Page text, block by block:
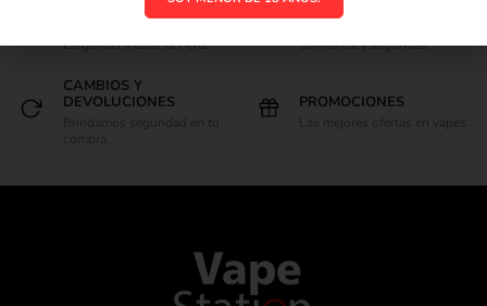
ENVIOS RÁPIDOS
Llegamos a todo el Perú.
COMPRAS SEGURAS
Confianza y seguridad
CAMBIOS Y
DEVOLUCIONES
Brindamos seguridad en tu
compra.
PROMOCIONES
Las mejores ofertas en vapes.